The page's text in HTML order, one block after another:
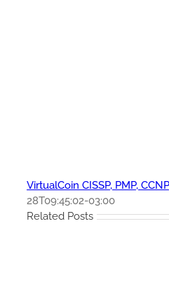
VirtualCoin CISSP, PMP,
28T09:45:02-03:00
Related Posts